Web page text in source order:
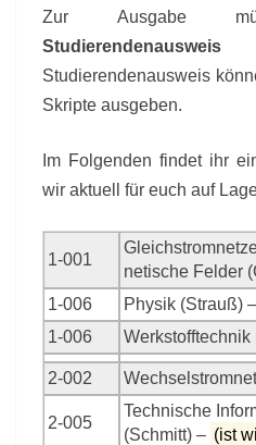
Zur Ausgabe
Studierendenausweis
Studierendenausweis
Skripte ausgeben.
Im Folgenden findet ihr
wir aktuell für euch auf
1-001
netische Felder
1-006
Physik (Strauß) –
1-006
Werkstofftechnik
2-002
2-005
Technische
(Schmitt) – (ist